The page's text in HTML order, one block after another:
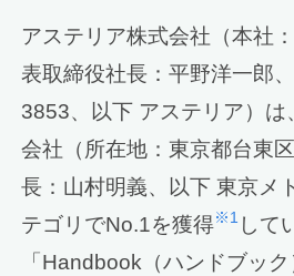
アステリア株式会社（本社
表取締役社長：平野洋一郎
3853、以下 アステリア）は
会社（所在地：東京都台東
長：山村明義、以下 東京メ
テゴリでNo.1を獲得※1 して
「Handbook（ハンドブッ